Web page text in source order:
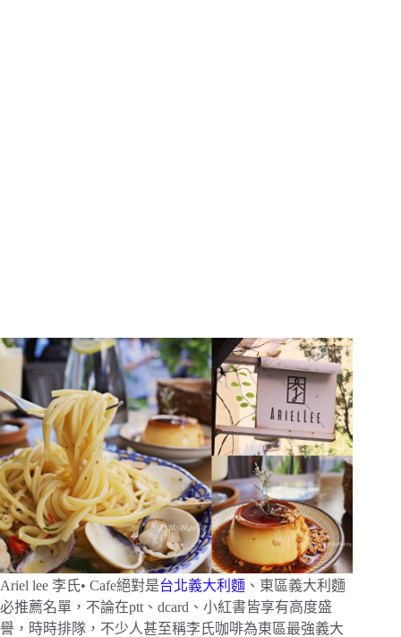
Ariel lee 李氏• Cafe絕對是台北義大利麵 、東區義大利麵
必推薦名單，不論在ptt、dcard、小紅書皆享有高度盛
譽，時時排隊，不少人甚至稱李氏咖啡為東區最強義大